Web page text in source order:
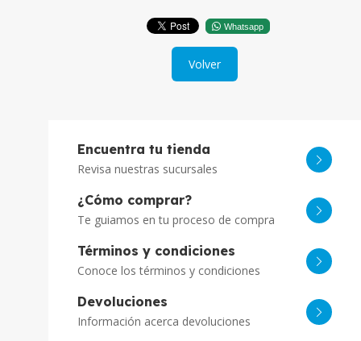
Whatsapp
Volver
Encuentra tu tienda
Revisa nuestras sucursales
¿Cómo comprar?
Te guiamos en tu proceso de compra
Términos y condiciones
Conoce los términos y condiciones
Devoluciones
Información acerca devoluciones